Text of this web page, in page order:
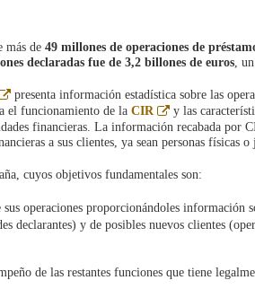
más de 49 millones de operaciones de
declaradas fue de 3,2 billones de euros,
Abre
en
ventana
nueva
presenta información estadística sobre las
el funcionamiento de la CIR
Abre
en
ventana
nueva
y las
financieras. La información recabada por
a sus clientes, ya sean personas físicas o
cuyos objetivos fundamentales son:
operaciones proporcionándoles información
declarantes) y de posibles nuevos clientes
de las restantes funciones que tiene